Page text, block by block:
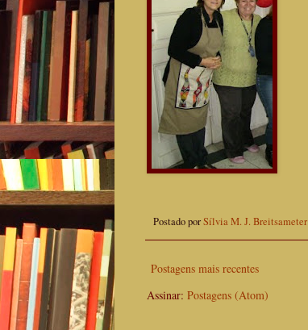
Postado porSílvia M. J. Breitsameter
Postagens mais recentes
Assinar: Postagens (Atom)